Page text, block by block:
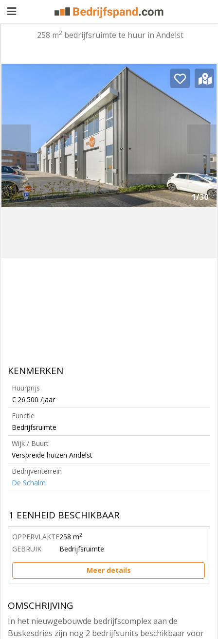
adverteren
Premium
adverteren
Registreren
Login
258 m2bedrijfsruimte te huur in Andelst
1/30
KENMERKEN
Huurprijs
€ 26.500 /jaar
Functie
Bedrijfsruimte
Wijk / Buurt
Verspreide huizen Andelst
Bedrijventerrein
De Schalm
1 EENHEID BESCHIKBAAR
OPPERVLAKTE258 m2
GEBRUIK Bedrijfsruimte
Meer details
OMSCHRIJVING
In het nieuwgebouwde bedrijfscomplex aan de
Buskesdries zijn nog 2 bedrijfsunits beschikbaar voor